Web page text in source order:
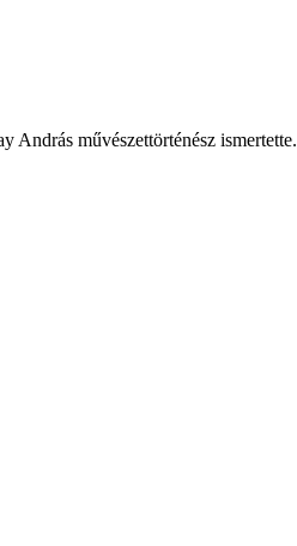
András művészettörténész ismertette.